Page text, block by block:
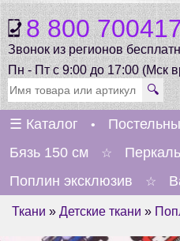
8 800
Звонок из регионов
Пн - Пт с 9:00 до 17:00 (Мск
🔍
☰ Каталог •
Бязь 150 см ☆
Поплин эксклюзив ☆
Ткани » Детские ткани »